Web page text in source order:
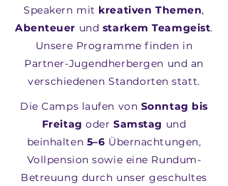
Speakern mit kreativen Themen,
Abenteuer und starkem Teamgeist.
Unsere Programme finden in
Partner-Jugendherbergen und an
verschiedenen Standorten statt.
Die Camps laufen von Sonntag bis
FreitagoderSamstag und
beinhalten 5–6 Übernachtungen,
Vollpension sowie eine Rundum-
Betreuung durch unser geschultes